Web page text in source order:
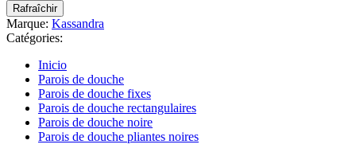
Marque: Kassandra
Catégories:
Inicio
Parois de douche
Parois de douche fixes
Parois de douche rectangulaires
Parois de douche noire
Parois de douche pliantes noires